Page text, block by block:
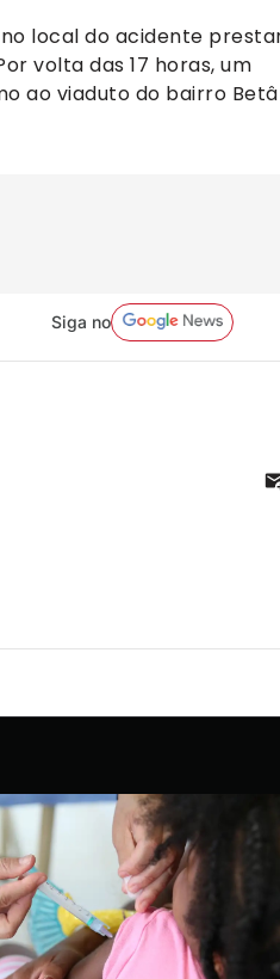
local do acidente
volta das 17 horas, um
ao viaduto do bairro
Siga no